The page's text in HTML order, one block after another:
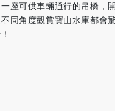
座可供車輛通行的吊橋，
同角度觀賞寶山水庫都會